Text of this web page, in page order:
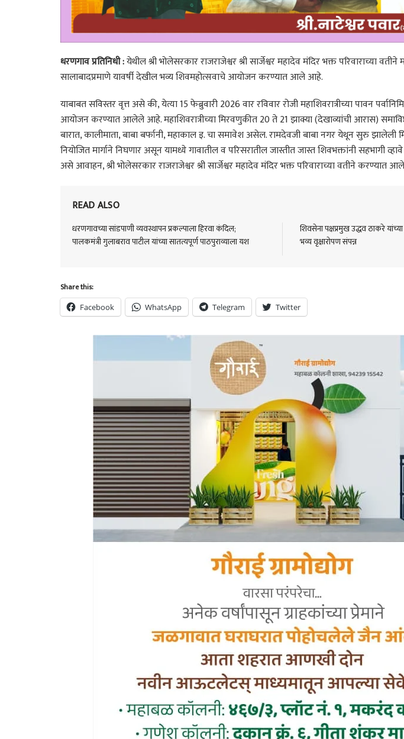
धरणगाव प्रतिनिधी :येथील श्री भोलेसरकार राजराजेश्वर श्री सार्जेश्वर महादेव मंदिर भक्त परिवाराच्या वतीने
सालाबादप्रमाणे यावर्षी देखील भव्य शिवमहोत्सवाचे आयोजन करण्यात आले आहे.
याबाबत सविस्तर वृत्त असे की, येत्या 15 फेब्रुवारी 2026 वार रविवार रोजी महाशिवरात्रीच्या पावन
आयोजन करण्यात आलेले आहे. महाशिवरात्रीच्या मिरवणुकीत 20 ते 21 झाक्या (देखाव्यांची आरास)
बारात, कालीमाता, बाबा बर्फानी, महाकाल इ. चा समावेश असेल. रामदेवजी बाबा नगर येथून सुरु झालेली
नियोजित मार्गाने निघणार असून यामध्ये गावातील व परिसरातील जास्तीत जास्त शिवभक्तांनी सहभागी व्हावे
असे आवाहन, श्री भोलेसरकार राजराजेश्वर श्री सार्जेश्वर महादेव मंदिर भक्त परिवाराच्या वतीने करण्यात
READ ALSO
धरणगावच्या सांडपाणी व्यवस्थापन प्रकल्पाला हिरवा कंदिल;
पालकमंत्री गुलाबराव पाटील यांच्या सातत्यपूर्ण पाठपुराव्याला यश
शिवसेना पक्षप्रमुख उद्धव ठाकरे
भव्य वृक्षारोपण संपन्न
Share this:
Facebook WhatsApp Telegram Twitter